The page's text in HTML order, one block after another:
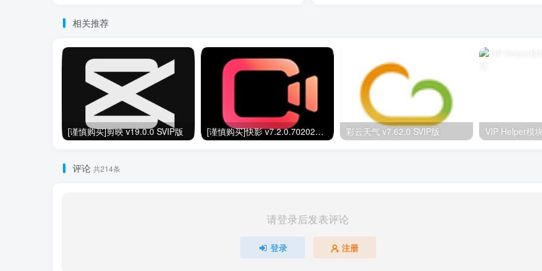
相关推荐
[谨慎购买]剪映 v19.0.0 SVIP版 [谨慎购买]快影 v7.2.0.702020 VIP版 彩云天气 v7.62.0 SVIP版 VIP Helper模
评论 共214条
请登录后发表评论
登录 注册